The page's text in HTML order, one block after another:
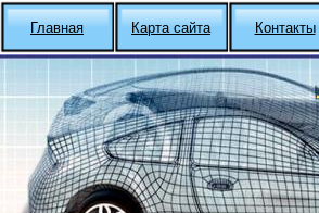
Главная Карта сайта Контакты